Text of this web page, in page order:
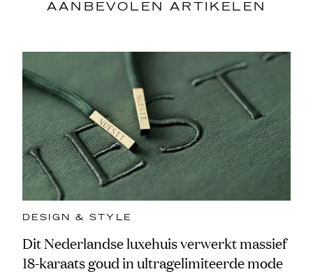
AANBEVOLEN ARTIKELEN
DESIGN & STYLE
Dit Nederlandse luxehuis verwerkt massief
18-karaats goud in ultragelimiteerde mode